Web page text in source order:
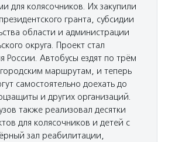
для колясочников. Их закупили
гранта, субсидии
области и администрации
округа. Проект стал
России. Автобусы ездят по трём
маршрутам, и теперь
самостоятельно доехать до
и других организаций.
также реализовал десятки
для колясочников и детей с
зал реабилитации,